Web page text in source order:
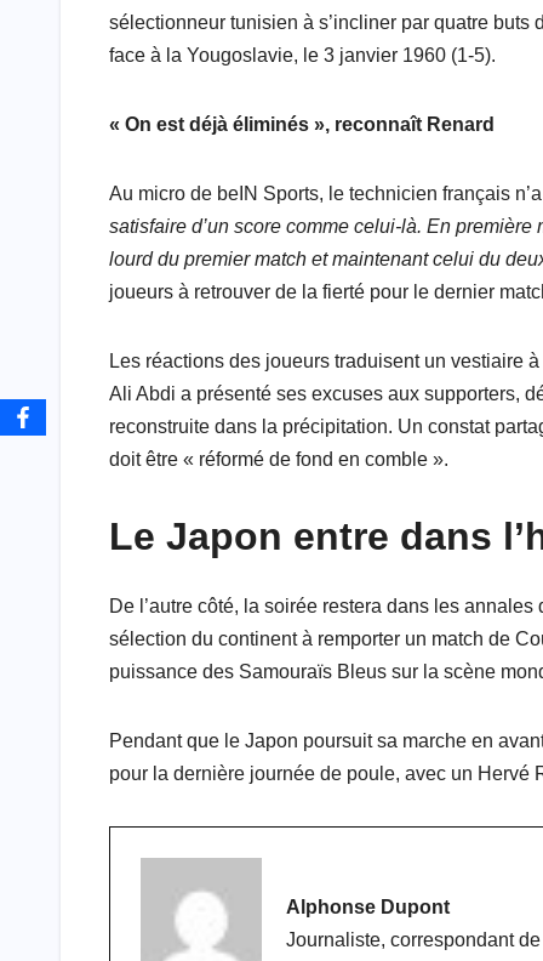
sélectionneur tunisien à s’incliner par quatre
face à la Yougoslavie, le 3 janvier 1960 (1-5).
« On est déjà éliminés », reconnaît Renard
Au micro de beIN Sports, le technicien français
satisfaire d’un score comme celui-là. En
lourd du premier match et maintenant celui du
joueurs à retrouver de la fierté pour le dernier
Les réactions des joueurs traduisent un vestiaire
Ali Abdi a présenté ses excuses aux supporters,
reconstruite dans la précipitation. Un constat
doit être « réformé de fond en comble ».
Le Japon entre dans
De l’autre côté, la soirée restera dans les
sélection du continent à remporter un match de
puissance des Samouraïs Bleus sur la scène
Pendant que le Japon poursuit sa marche en
pour la dernière journée de poule, avec un Hervé
Alphonse Dupont
Journaliste, correspondant